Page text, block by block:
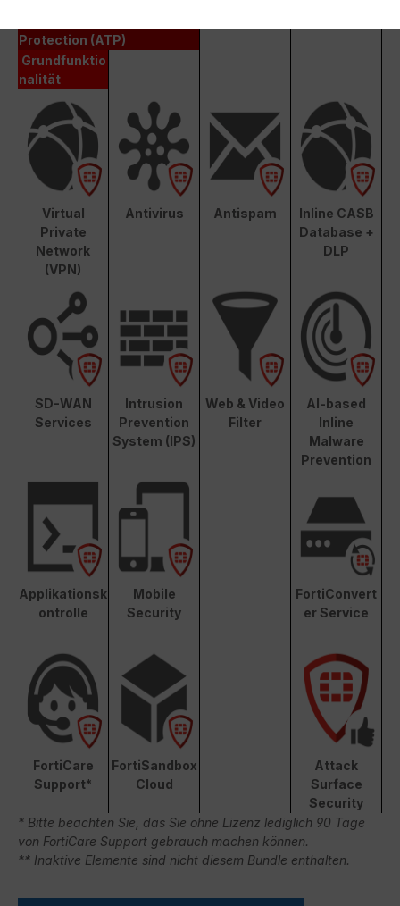
Protection (ATP)
Grundfunktio
nalität
Virtual
Private
Network
(VPN)
Antivirus Antispam
Inline CASB
Database +
DLP
SD-WAN
Services
Intrusion
Prevention
System (IPS)
Web & Video
Filter
AI-based
Inline
Malware
Prevention
Applikationsk
ontrolle
Mobile
Security
FortiConvert
er Service
FortiCare
Support*
FortiSandbox
Cloud
Attack
Surface
Security
* Bitte beachten Sie, das Sie ohne Lizenz lediglich 90 Tage
von FortiCare Support gebrauch machen können.
** Inaktive Elemente sind nicht diesem Bundle enthalten.